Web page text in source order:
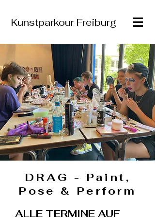
Kunstparkour Freiburg
DRAG - Paint,
Pose & Perform
ALLE TERMINE AUF